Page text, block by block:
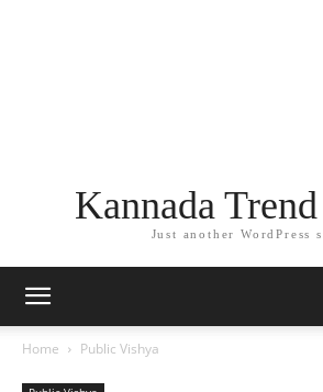
Kannada
Just another WordPress
Home Public Vishya